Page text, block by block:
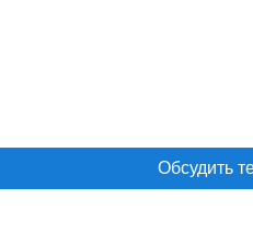
Обсудить